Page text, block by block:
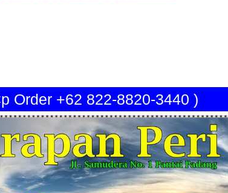
Cp Order +62 822-8820-3440 )